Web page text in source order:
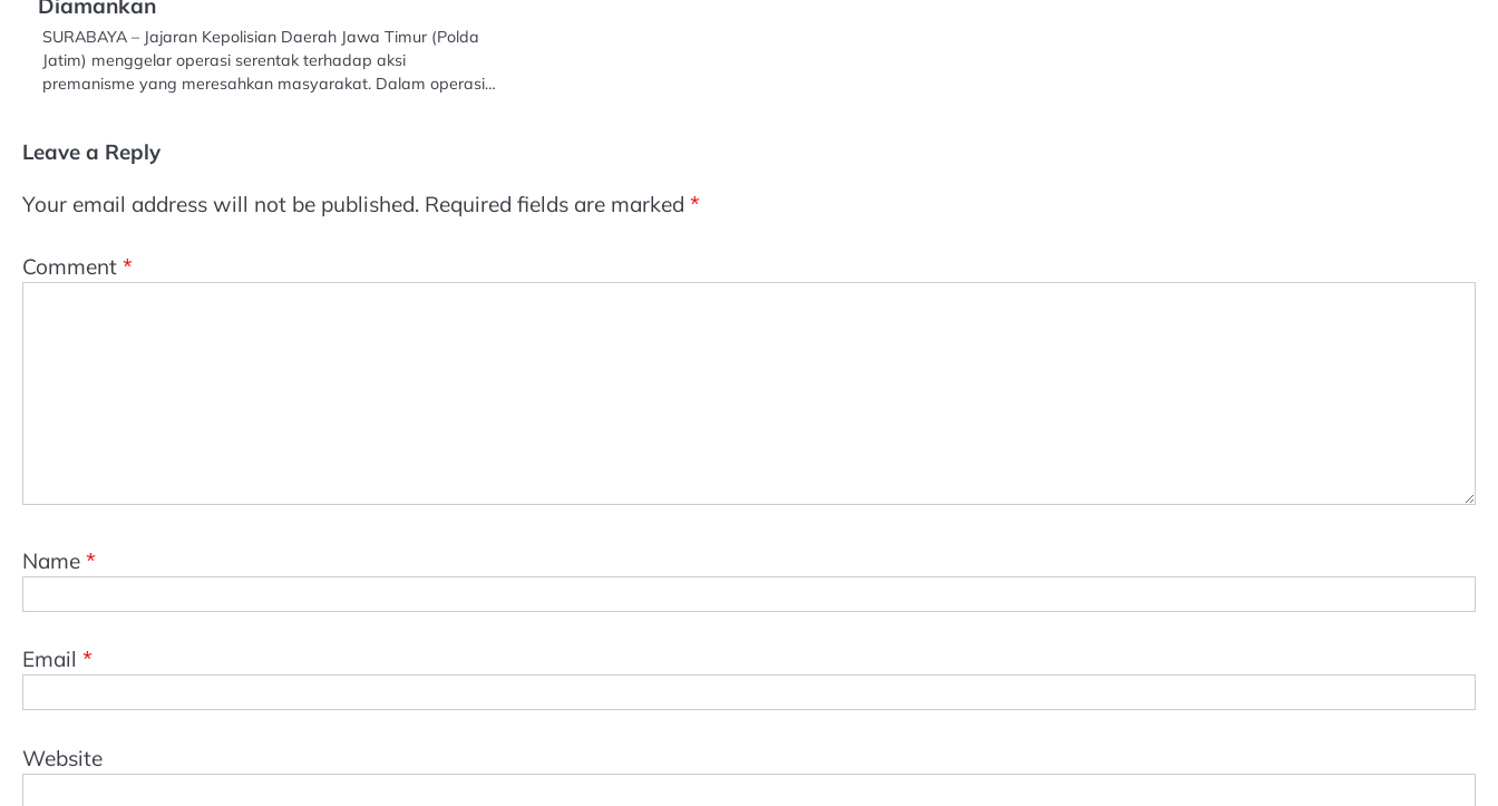
SURABAYA – Jajaran Kepolisian Daerah Jawa Timur (Polda
Jatim) menggelar operasi serentak terhadap aksi
premanisme yang meresahkan masyarakat. Dalam operasi…
Leave a Reply
Your email address will not be published. Required fields are marked *
Comment *
Name *
Email *
Website